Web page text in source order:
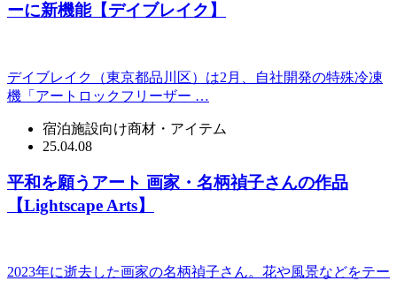
ーに新機能【デイブレイク】
デイブレイク（東京都品川区）は2月、自社開発の特殊冷凍
機「アートロックフリーザー …
宿泊施設向け商材・アイテム
25.04.08
平和を願うアート 画家・名柄禎子さんの作品
【Lightscape Arts】
2023年に逝去した画家の名柄禎子さん。花や風景などをテー